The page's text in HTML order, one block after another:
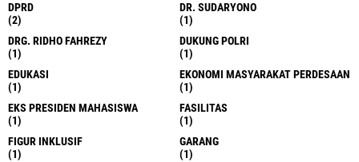
DPRD
(2)
DR. SUDARYONO
(1)
DRG. RIDHO FAHREZY
(1)
DUKUNG POLRI
(1)
EDUKASI
(1)
EKONOMI MASYARAKAT PERDESAAN
(1)
EKS PRESIDEN MAHASISWA
(1)
FASILITAS
(1)
FIGUR INKLUSIF
(1)
GARANG
(1)